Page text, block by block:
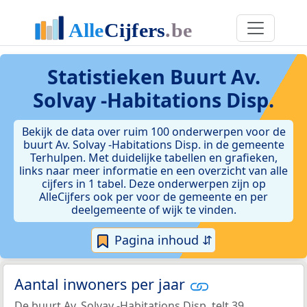
Statistieken Buurt Av.
Solvay -Habitations Disp.
Bekijk de data over ruim 100 onderwerpen voor de
buurt Av. Solvay -Habitations Disp. in de gemeente
Terhulpen. Met duidelijke tabellen en grafieken,
links naar meer informatie en een overzicht van alle
cijfers in 1 tabel. Deze onderwerpen zijn op
AlleCijfers ook per voor de gemeente en per
deelgemeente of wijk te vinden.
Pagina inhoud ⇵
Aantal inwoners per jaar